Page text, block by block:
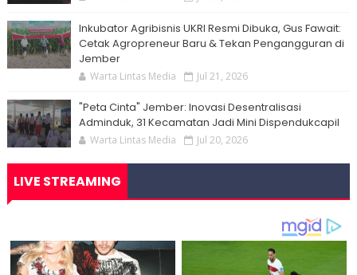
Inkubator Agribisnis UKRI Resmi Dibuka, Gus Fawait:
Cetak Agropreneur Baru & Tekan Pengangguran di
Jember
Warta Lintas Media Jul 21, 2026
"Peta Cinta" Jember: Inovasi Desentralisasi
Adminduk, 31 Kecamatan Jadi Mini Dispendukcapil
Warta Lintas Media Jul 20, 2026
LIVE STREAMING